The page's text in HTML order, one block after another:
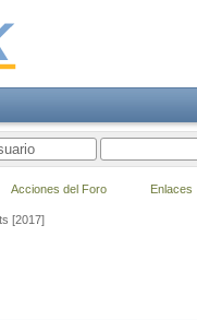
[2017]
Acciones del Foro Enlaces